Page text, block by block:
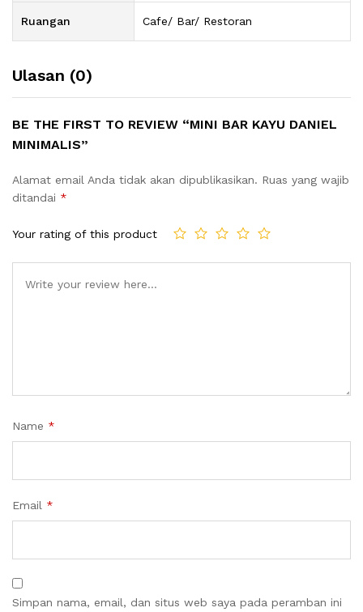
Ruangan Cafe/ Bar/ Restoran
Ulasan (0)
BE THE FIRST TO REVIEW “MINI BAR KAYU DANIEL
MINIMALIS”
Alamat email Anda tidak akan dipublikasikan. Ruas yang wajib
ditandai *
Your rating of this product
Name *
Email *
Simpan nama, email, dan situs web saya pada peramban ini